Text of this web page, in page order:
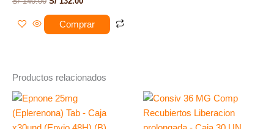
Comprar
Productos relacionados